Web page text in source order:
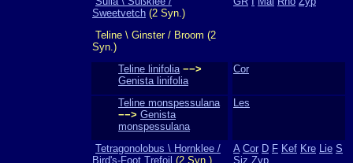
Sweetvetch (2 Syn.)
Teline \ Ginster / Broom (2
Syn.)
Teline linifolia −−>
Genista linifolia
Cor
Teline monspessulana
−−> Genista
monspessulana
Les
Tetragonolobus \ Hornklee /
Bird's-Foot Trefoil (2 Syn.)
A Cor D F Kef Kre Lie S
Siz Zyp